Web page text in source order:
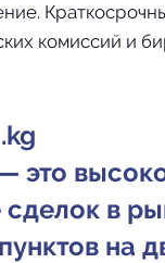
комиссий и
это
в
на